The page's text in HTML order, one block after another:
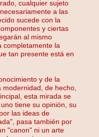
cualquier sujeto
a las
sucede con la
y ciertas
al mismo
completamente la
tan presente está en
y de la
de hecho,
esta mirada se
tiene su opinión, su
las ideas de
pasa también por
"canon" ni un arte